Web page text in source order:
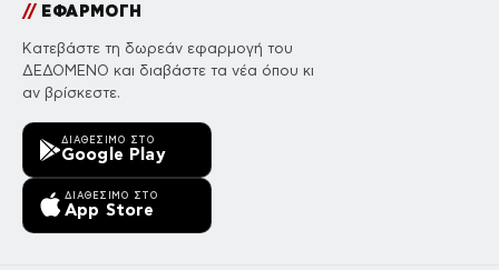
//ΕΦΑΡΜΟΓΗ
Κατεβάστε τη δωρεάν εφαρμογή του
ΔΕΔΟΜΕΝΟ και διαβάστε τα νέα όπου κι
αν βρίσκεστε.
ΔΙΑΘΈΣΙΜΟ ΣΤΟ
Google Play
ΔΙΑΘΈΣΙΜΟ ΣΤΟ
App Store